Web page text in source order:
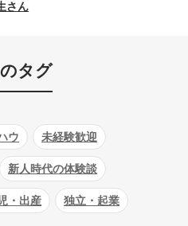
さん
タグ
ウ 未経験歓迎
新人時代の体験談
・出産 独立・起業